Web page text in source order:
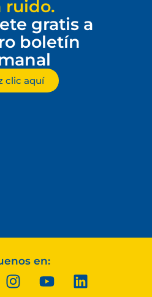
ruido.
gratis a
boletín
clic aquí
en: